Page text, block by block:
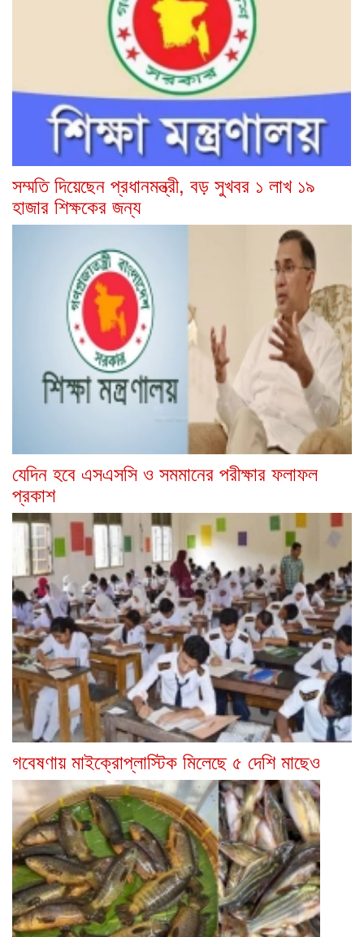
সম্মতি দিয়েছেন প্রধানমন্ত্রী, বড় সুখবর ১ লাখ ১৯
হাজার শিক্ষকের জন্য
যেদিন হবে এসএসসি ও সমমানের পরীক্ষার ফলাফল
প্রকাশ
গবেষণায় মাইক্রোপ্লাস্টিক মিলেছে ৫ দেশি মাছেও